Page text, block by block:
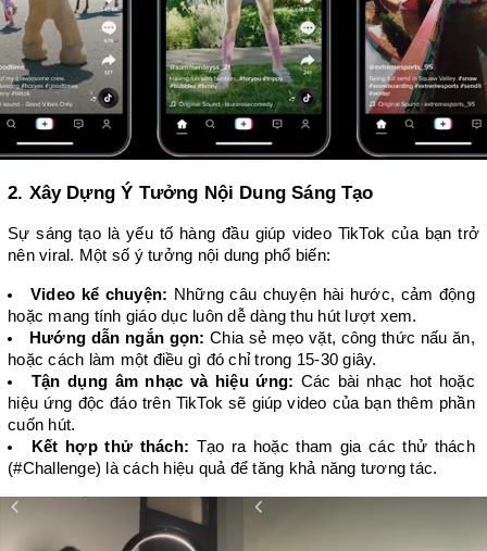
2. Xây Dựng Ý Tưởng Nội Dung Sáng Tạo
Sự sáng tạo là yếu tố hàng đầu giúp video TikTok của bạn trở
nên viral. Một số ý tưởng nội dung phổ biến:
Video kể chuyện: Những câu chuyện hài hước, cảm động
hoặc mang tính giáo dục luôn dễ dàng thu hút lượt xem.
Hướng dẫn ngắn gọn: Chia sẻ mẹo vặt, công thức nấu ăn,
hoặc cách làm một điều gì đó chỉ trong 15-30 giây.
Tận dụng âm nhạc và hiệu ứng: Các bài nhạc hot hoặc
hiệu ứng độc đáo trên TikTok sẽ giúp video của bạn thêm phần
cuốn hút.
Kết hợp thử thách: Tạo ra hoặc tham gia các thử thách
(#Challenge) là cách hiệu quả để tăng khả năng tương tác.